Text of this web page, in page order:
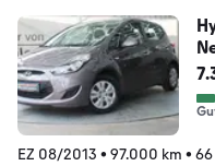
EZ 08/2013 • 97.000 km • 66